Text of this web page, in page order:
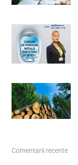
Comentarii recente